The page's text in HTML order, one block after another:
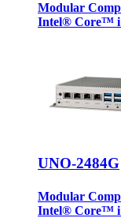
Modular
Intel® Core™ i
UNO-2484G
Modular
Intel® Core™ i